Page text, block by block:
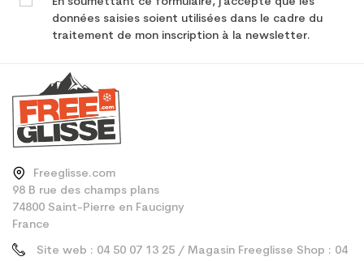
données saisies soient utilisées dans le cadre du
traitement de mon inscription à la newsletter.
Freeglisse.com
98 B rue des champs plans
74800 Saint-Pierre en Faucigny
France
Site web : 04 50 07 13 25 / Magasin Freeglisse Shop : 04